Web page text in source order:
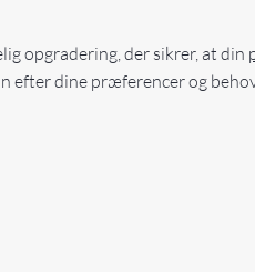
opgradering, der sikrer, at din
efter dine præferencer og